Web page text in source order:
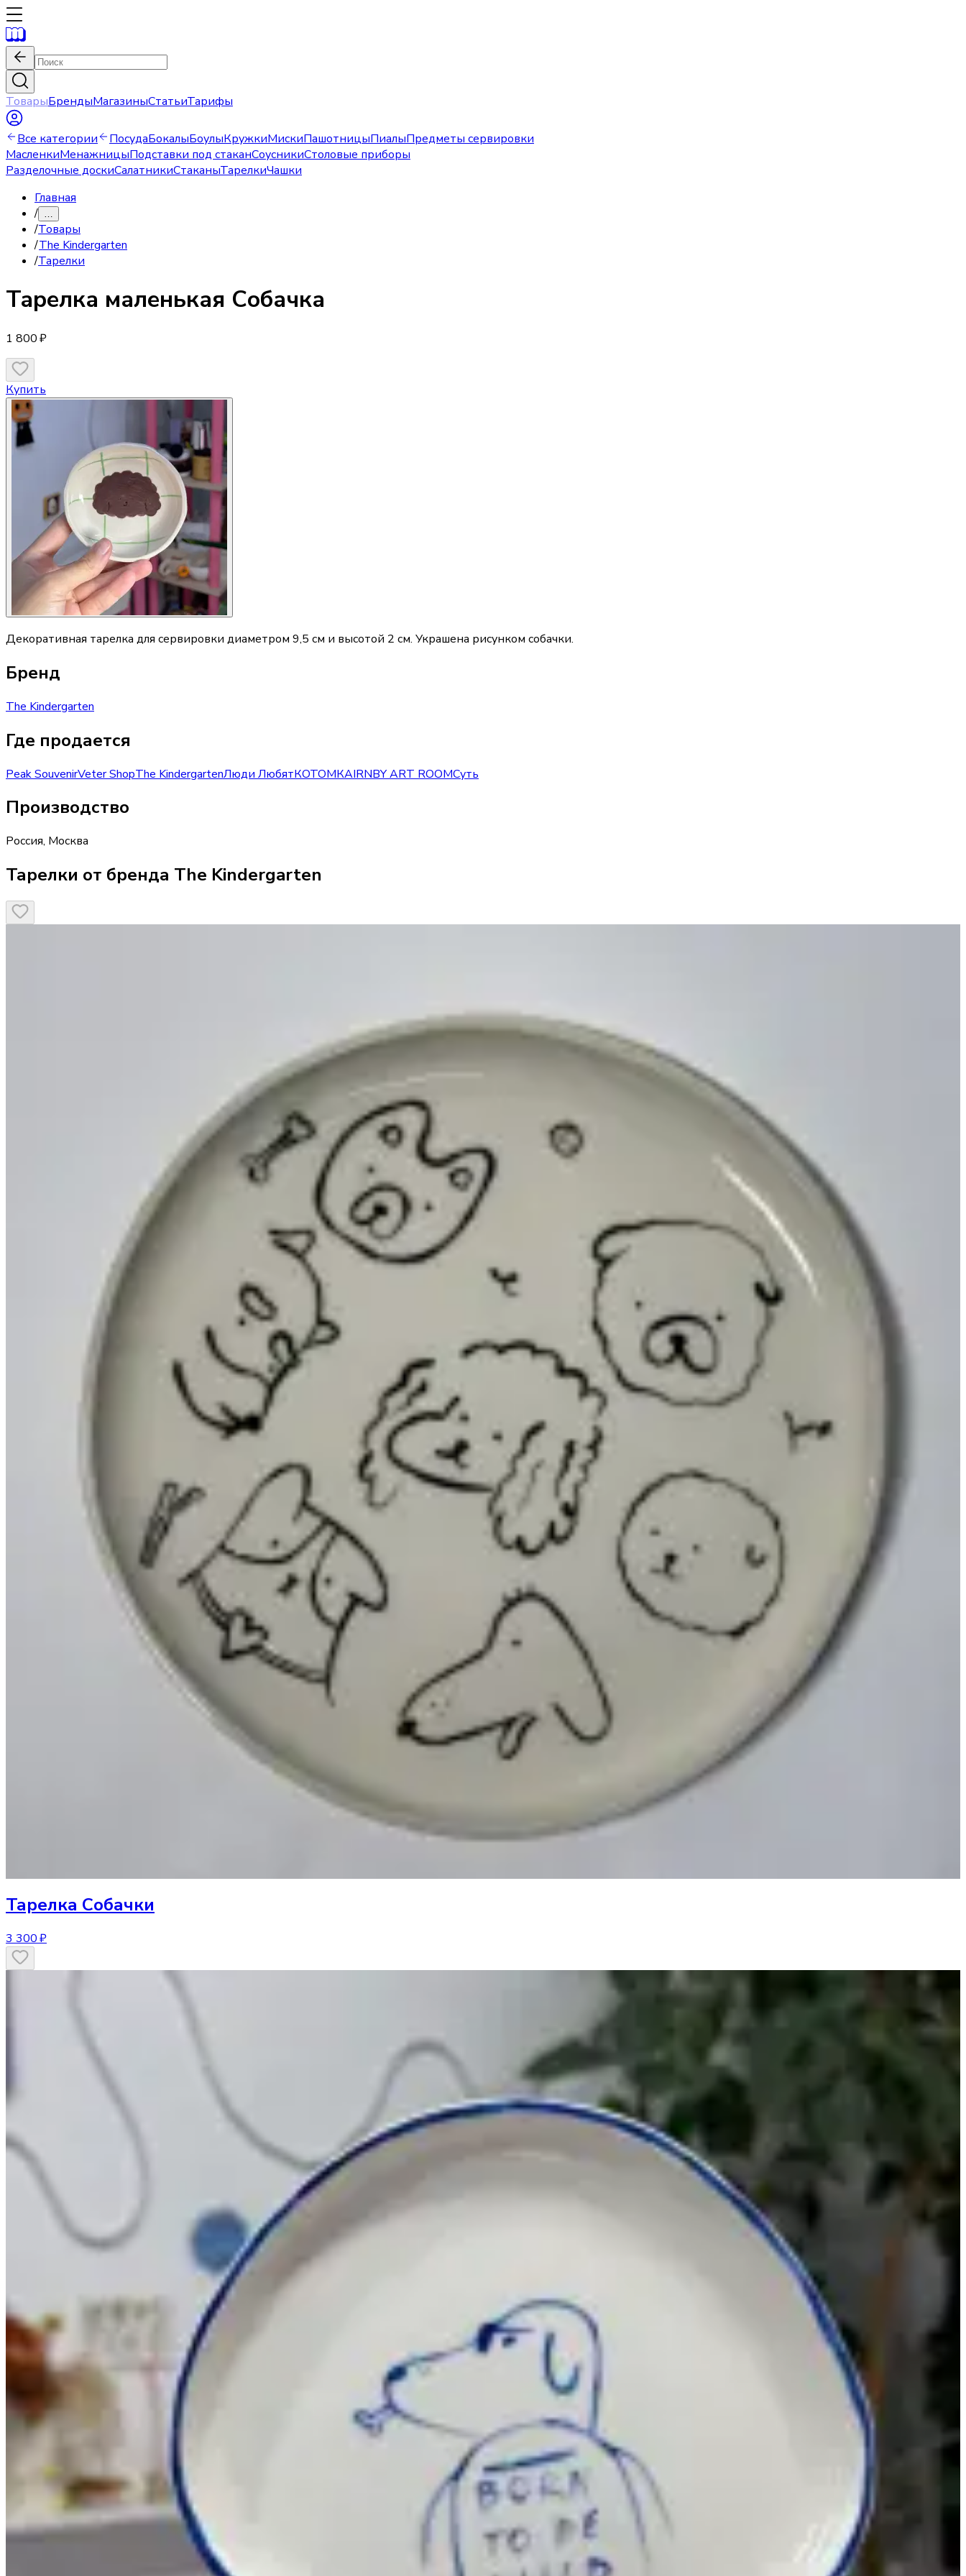
ТоварыБрендыМагазиныСтатьиТарифы
Все категории ПосудаБокалыБоулыКружкиМискиПашотницыПиалыПредметы сервировки
МасленкиМенажницыПодставки под стаканСоусникиСтоловые приборы
Разделочные доскиСалатникиСтаканыТарелкиЧашки
Главная
/ …
/Товары
/The Kindergarten
/Тарелки
Тарелка маленькая Собачка
1 800 ₽
Купить
Декоративная тарелка для сервировки диаметром 9,5 см и высотой 2 см. Украшена рисунком собачки.
Бренд
The Kindergarten
Где продается
Peak SouvenirVeter ShopThe KindergartenЛюди ЛюбятКОТОМКАIRNBY ART ROOMСуть
Производство
Россия, Москва
Тарелки от бренда The Kindergarten
Тарелка Собачки
3 300 ₽